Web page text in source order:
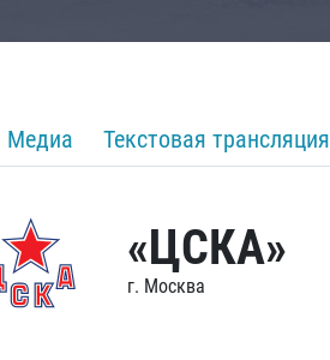
Медиа Текстовая трансляция
«ЦСКА»
г. Москва